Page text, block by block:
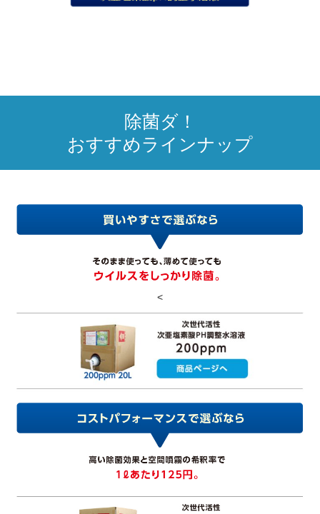
除菌ダ！
おすすめラインナップ
<